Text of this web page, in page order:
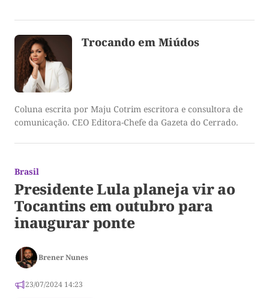
Trocando em Miúdos
Coluna escrita por Maju Cotrim escritora e consultora de
comunicação. CEO Editora-Chefe da Gazeta do Cerrado.
Brasil
Presidente Lula planeja vir ao
Tocantins em outubro para
inaugurar ponte
Brener Nunes
23/07/2024 14:23